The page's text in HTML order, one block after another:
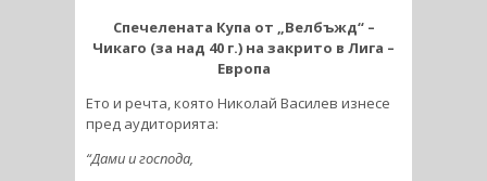
Спечелената Купа от „Велбъжд“ –
Чикаго (за над 40 г.) на закрито в Лига –
Европа
Ето и речта, която Николай Василев изнесе
пред аудиторията:
“Дами и господа,